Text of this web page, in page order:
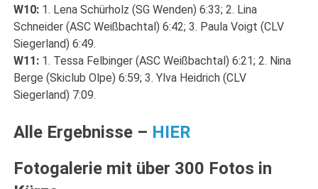
W10: 1. Lena Schürholz (SG Wenden) 6:33; 2. Lina
Schneider (ASC Weißbachtal) 6:42; 3. Paula Voigt (CLV
Siegerland) 6:49.
W11: 1. Tessa Felbinger (ASC Weißbachtal) 6:21; 2. Nina
Berge (Skiclub Olpe) 6:59; 3. Ylva Heidrich (CLV
Siegerland) 7:09.
Alle Ergebnisse – HIER
Fotogalerie mit über 300 Fotos in